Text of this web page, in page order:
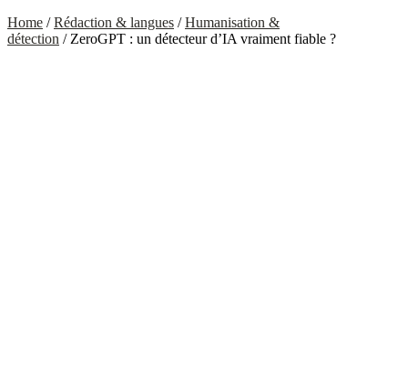
Home /Rédaction & langues /Humanisation &
détection / ZeroGPT : un détecteur d’IA vraiment fiable ?